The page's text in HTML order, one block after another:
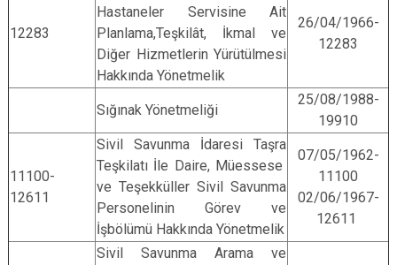
12283
Hastaneler Servisine Ait
Planlama,Teşkilât, İkmal ve
Diğer Hizmetlerin Yürütülmesi
Hakkında Yönetmelik
26/04/1966-
12283
Sığınak Yönetmeliği
25/08/1988-
19910
11100-
12611
Sivil Savunma İdaresi Taşra
Teşkilatı İle Daire, Müessese
ve Teşekküller Sivil Savunma
Personelinin Görev ve
İşbölümü Hakkında Yönetmelik
07/05/1962-
11100
02/06/1967-
12611
Sivil Savunma Arama ve